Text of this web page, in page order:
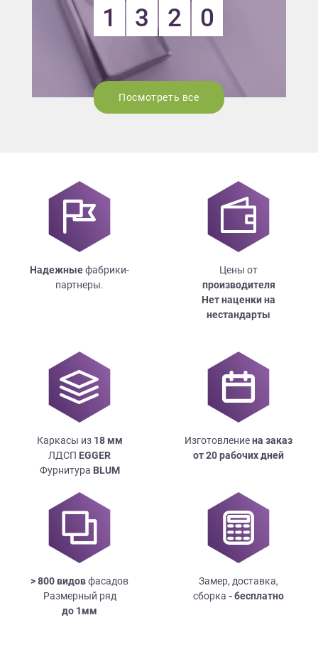
1 3 2 0
Посмотреть все
Надежныефабрики-
партнеры.
Цены от
производителя
Нет наценки на
нестандарты
Каркасы из 18мм
ЛДСП EGGER
Фурнитура BLUM
Изготовлениена заказ
от 20 рабочих дней
> 800 видовфасадов
Размерный ряд
до 1мм
Замер, доставка,
сборка - бесплатно